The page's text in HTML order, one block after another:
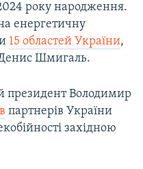
року народження.
енергетичну
15 областей України,
Денис Шмигаль.
президент Володимир
партнерів України
західною